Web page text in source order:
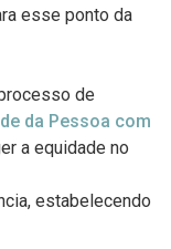
esse ponto da
de
da Pessoa com
a equidade no
estabelecendo